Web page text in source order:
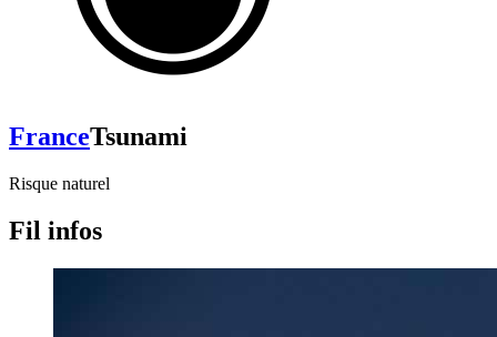
FranceTsunami
Risque naturel
Fil infos